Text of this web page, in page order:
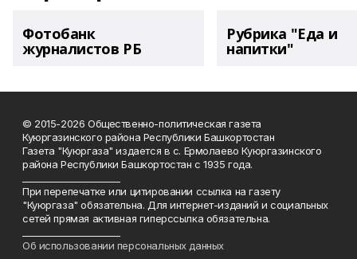
Фотобанк
журналистов РБ
Рубрика "Еда и
напитки"
© 2015-2026 Общественно-политическая газета
Куюргазинского района Республики Башкортостан
Газета "Куюргаза" издается в с. Ермолаево Куюргазинского
района Республики Башкортостан с 1935 года.
При перепечатке или цитировании ссылка на газету
"Куюргаза" обязательна. Для интернет-изданий и социальных
сетей прямая активная гиперссылка обязательна.
Об использовании персональных данных